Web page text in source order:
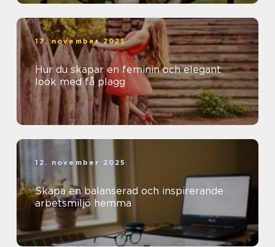
17. november 2025
Hur du skapar en feminin och elegant
look med få plagg
12. november 2025
Skapa en balanserad och inspirerande
arbetsmiljö hemma